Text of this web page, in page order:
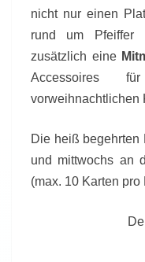
nicht nur einen
rund um Pfeiffer
zusätzlich eine
Accessoires
vorweihnachtlichen
Die heiß begehrten
und mittwochs an
(max. 10 Karten pro